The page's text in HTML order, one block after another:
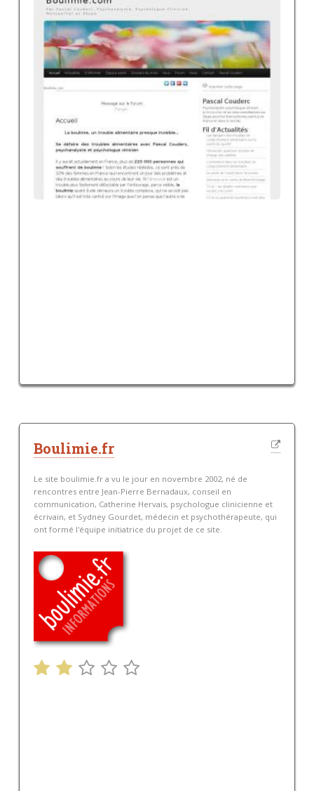
Boulimie.fr
Le site boulimie.fr a vu le jour en novembre 2002, né de
rencontres entre Jean-Pierre Bernadaux, conseil en
communication, Catherine Hervais, psychologue clinicienne et
écrivain, et Sydney Gourdet, médecin et psychothérapeute, qui
ont formé l'équipe initiatrice du projet de ce site.